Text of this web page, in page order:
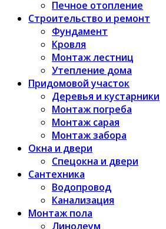
Печное отопление
Строительство и ремонт
Фундамент
Кровля
Монтаж лестниц
Утепление дома
Придомовой участок
Деревья и кустарники
Монтаж погреба
Монтаж сарая
Монтаж забора
Окна и двери
Спецокна и двери
Сантехника
Водопровод
Канализация
Монтаж пола
Линолеум